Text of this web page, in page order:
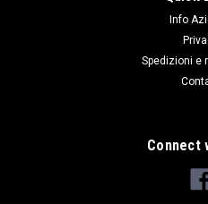
DEFENDER - DISCOVERY 1 -
ADD TO
Info
Spedizioni e
Connect